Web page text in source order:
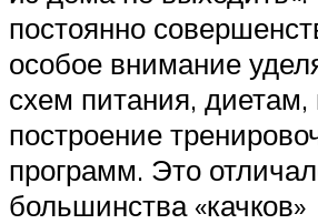
постоянно
особое внимание
схем питания,
построение
программ. Это
большинства «качков»